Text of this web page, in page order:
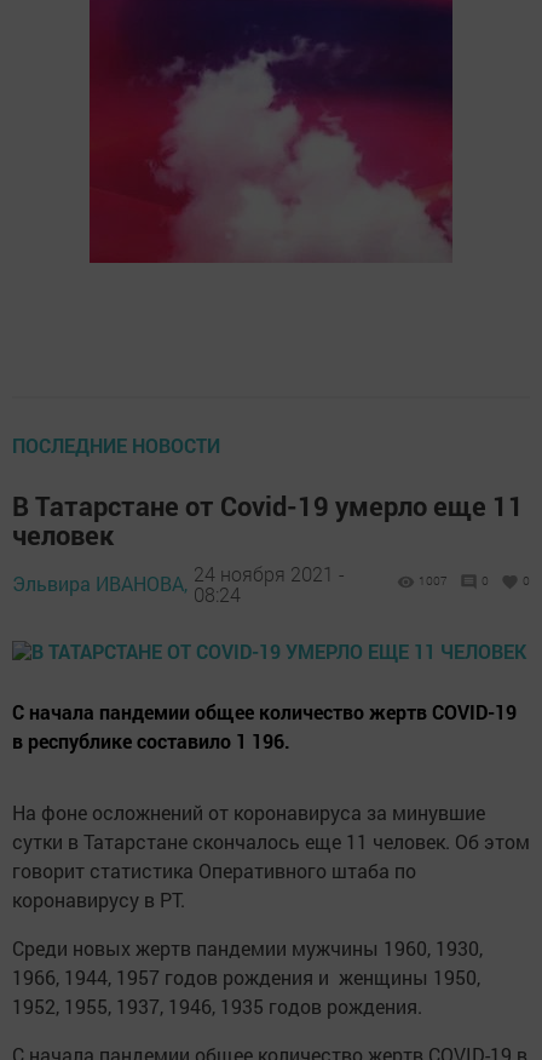
ПОСЛЕДНИЕ НОВОСТИ
В Татарстане от Covid-19 умерло еще 11
человек
Эльвира ИВАНОВА, 24 ноября 2021 -
08:24
1007 0 0
С начала пандемии общее количество жертв COVID-19
в республике составило 1 196.
На фоне осложнений от коронавируса за минувшие
сутки в Татарстане скончалось еще 11 человек. Об этом
говорит статистика Оперативного штаба по
коронавирусу в РТ.
Среди новых жертв пандемии мужчины 1960, 1930,
1966, 1944, 1957 годов рождения и женщины 1950,
1952, 1955, 1937, 1946, 1935 годов рождения.
С начала пандемии общее количество жертв COVID-19 в